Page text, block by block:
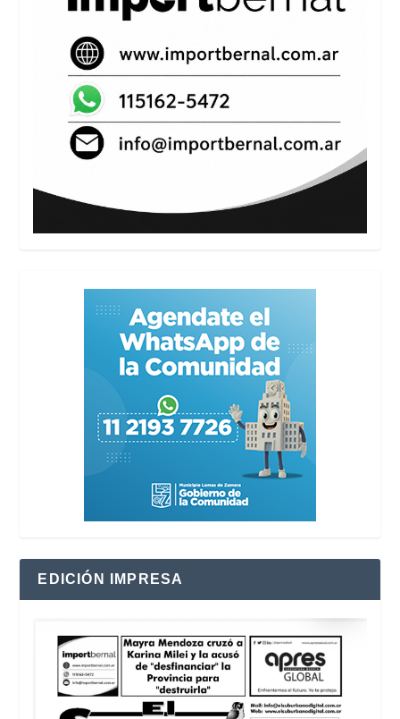
EDICIÓN IMPRESA